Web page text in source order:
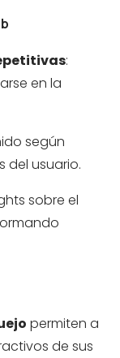
:
en la
según
del usuario.
sobre el
permiten a
de sus